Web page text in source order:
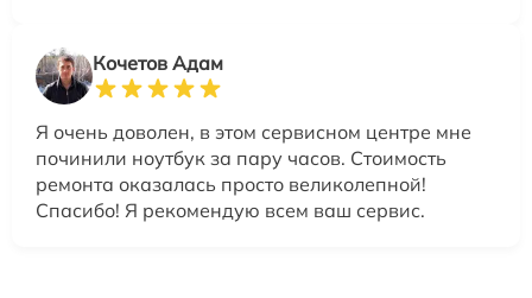
Кочетов Адам
Я очень доволен, в этом сервисном центре мне
починили ноутбук за пару часов. Стоимость
ремонта оказалась просто великолепной!
Спасибо! Я рекомендую всем ваш сервис.